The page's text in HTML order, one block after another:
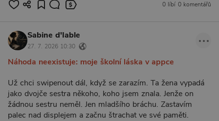
0 líbí 0 komentářů
Sabine d'Iable
27. 7. 2026 10:30
Náhoda neexistuje: moje školní láska v appce
Už chci swipenout dál, když se zarazím. Ta žena vypadá
jako dvojče sestra někoho, koho jsem znala. Jenže on
žádnou sestru neměl. Jen mladšího bráchu. Zastavím
palec nad displejem a začnu štrachat ve své paměti.